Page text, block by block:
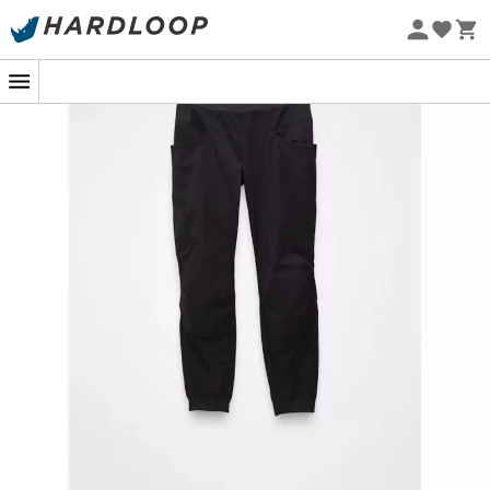
-5% Extra - Kode Summer5